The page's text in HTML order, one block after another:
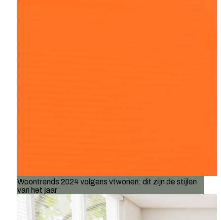
Woontrends 2024 volgens vtwonen: dit zijn de stijlen
van het jaar